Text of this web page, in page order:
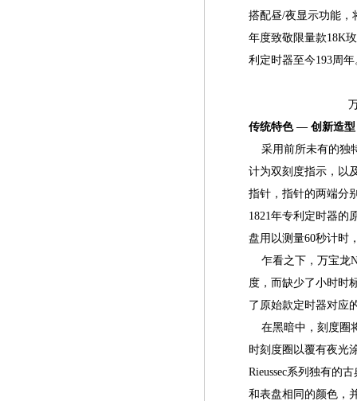
搭配昼/夜显示功能，
年度致敬限量款18K
利定时器至今193周年
传统特色 — 创新造型
采用前所未有的独
计为双刻度指示，以
指针，指针的两端分
1821年专利定时器的
盘用以测量60秒计时
乍看之下，万宝龙
度，而缺少了小时时
了原始款定时器对应
在黑暗中，刻度圈
时刻度圈以覆有夜光
Rieussec系列独有的
和表盘相同的颜色，